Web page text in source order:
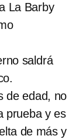
La Barby
saldrá
de edad, no
prueba y es
de más y